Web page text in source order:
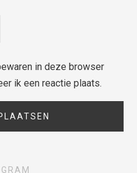
in deze browser
ik een reactie plaats.